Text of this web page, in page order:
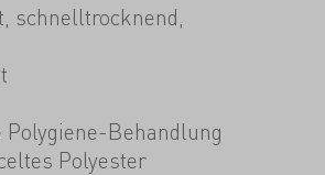
schnelltrocknend,
Polygiene-Behandlung
Polyester